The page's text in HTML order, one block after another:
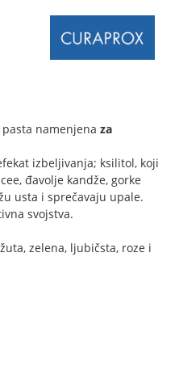
namenjena za
izbeljivanja; ksilitol, koji
đavolje kandže, gorke
usta i sprečavaju upale.
svojstva.
zelena, ljubičsta, roze i